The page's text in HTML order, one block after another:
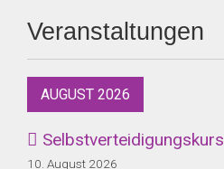
Veranstaltungen
AUGUST 2026
Selbstverteidigungskurs
10. August 2026